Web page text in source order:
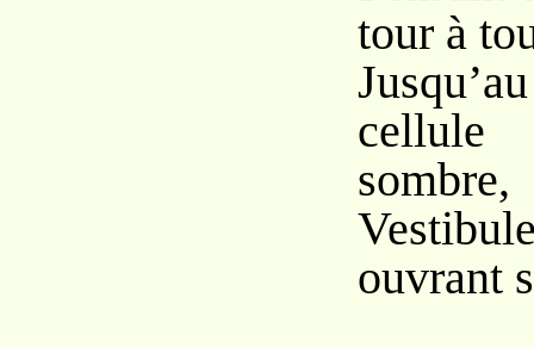
tour à
sombre,
ouvrant